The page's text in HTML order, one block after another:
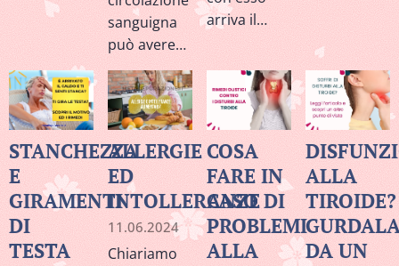
sanguigna
può avere
effetti
devastanti
sulla salute,
poiché il
sangue
trasporta
ossigeno,
ormoni e
sostanze
arriva il
festeggiare
con i nostri
cari. Molto
spesso
durante le
feste si
tende a
mangiare e
bere di più,
Far Infrared
Ray, cioè
raggi
infrarossi
lontani.
STANCHEZZA
E
GIRAMENTI
DI
TESTA
ALLERGIE
ED
INTOLLERANZE
11.06.2024
Chiariamo
COSA
FARE IN
CASO DI
PROBLEMI
ALLA
ALLA
TIROIDE?
DA UN